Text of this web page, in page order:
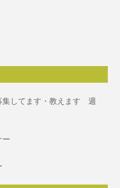
集してます・教えます 週
ー